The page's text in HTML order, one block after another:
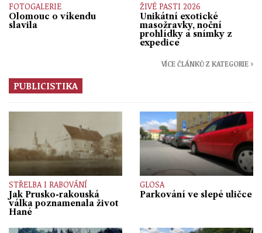
FOTOGALERIE
Olomouc o víkendu
slavila
ŽIVÉ PASTI 2026
Unikátní exotické
masožravky, noční
prohlídky a snímky z
expedice
VÍCE ČLÁNKŮ Z KATEGORIE ›
PUBLICISTIKA
STŘELBA I RABOVÁNÍ
Jak Prusko-rakouská
válka poznamenala život
Hané
GLOSA
Parkování ve slepé uličce